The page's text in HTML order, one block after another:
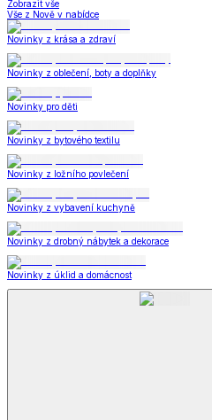
Zobrazit vše
Vše z Nově v nabídce
Novinky z krása a zdraví
Novinky z oblečení, boty a doplňky
Novinky pro děti
Novinky z bytového textilu
Novinky z ložního povlečení
Novinky z vybavení kuchyně
Novinky z drobný nábytek a dekorace
Novinky z úklid a domácnost